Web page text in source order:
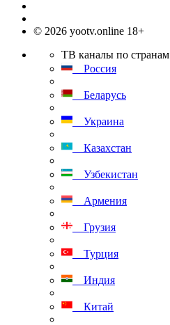
© 2026 yootv.online 18+
ТВ каналы по странам
Россия
Беларусь
Украина
Казахстан
Узбекистан
Армения
Грузия
Турция
Индия
Китай